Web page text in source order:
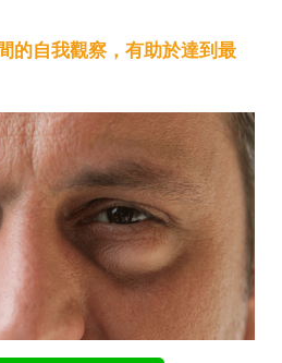
的自我觀察，有助於達到最